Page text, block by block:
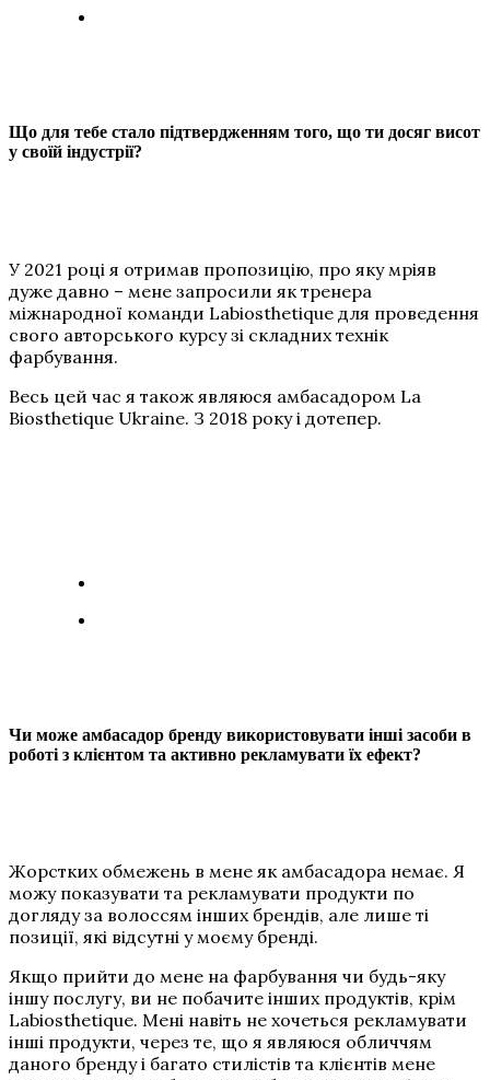
Що для тебе стало підтвердженням того, що ти досяг висот
у своїй індустрії?
У 2021 році я отримав пропозицію, про яку мріяв
дуже давно – мене запросили як тренера
міжнародної команди Labiosthetique для проведення
свого авторського курсу зі складних технік
фарбування.
Весь цей час я також являюся амбасадором La
Biosthetique Ukraine. З 2018 року і дотепер.
Чи може амбасадор бренду використовувати інші засоби в
роботі з клієнтом та активно рекламувати їх ефект?
Жорстких обмежень в мене як амбасадора немає. Я
можу показувати та рекламувати продукти по
догляду за волоссям інших брендів, але лише ті
позиції, які відсутні у моєму бренді.
Якщо прийти до мене на фарбування чи будь-яку
іншу послугу, ви не побачите інших продуктів, крім
Labiosthetique. Мені навіть не хочеться рекламувати
інші продукти, через те, що я являюся обличчям
даного бренду і багато стилістів та клієнтів мене